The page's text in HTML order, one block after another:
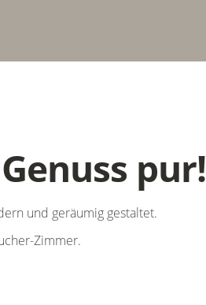
pur!
und geräumig gestaltet.
Zimmer.